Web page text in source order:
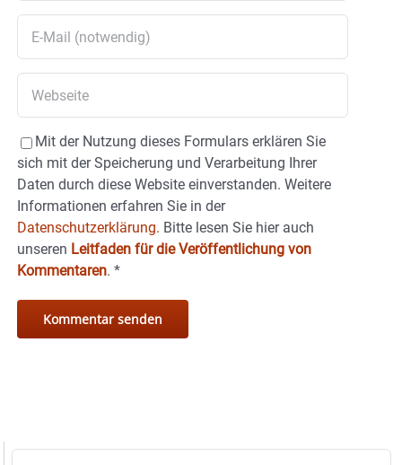
Mit der Nutzung dieses Formulars erklären Sie
sich mit der Speicherung und Verarbeitung Ihrer
Daten durch diese Website einverstanden. Weitere
Informationen erfahren Sie in der
Datenschutzerklärung. Bitte lesen Sie hier auch
unseren Leitfaden für die Veröffentlichung von
Kommentaren. *